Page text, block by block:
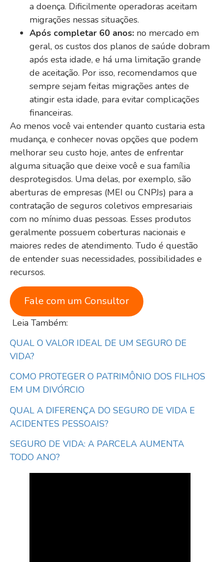
a doença. Dificilmente operadoras aceitam
migrações nessas situações.
Após completar 60 anos: no mercado em
geral, os custos dos planos de saúde dobram
após esta idade, e há uma limitação grande
de aceitação. Por isso, recomendamos que
sempre sejam feitas migrações antes de
atingir esta idade, para evitar complicações
financeiras.
Ao menos você vai entender quanto custaria esta
mudança, e conhecer novas opções que podem
melhorar seu custo hoje, antes de enfrentar
alguma situação que deixe você e sua família
desprotegisdos. Uma delas, por exemplo, são
aberturas de empresas (MEI ou CNPJs) para a
contratação de seguros coletivos empresariais
com no mínimo duas pessoas. Esses produtos
geralmente possuem coberturas nacionais e
maiores redes de atendimento. Tudo é questão
de entender suas necessidades, possibilidades e
recursos.
Fale com um Consultor
Leia Também:
QUAL O VALOR IDEAL DE UM SEGURO DE
VIDA?
COMO PROTEGER O PATRIMÔNIO DOS FILHOS
EM UM DIVÓRCIO
QUAL A DIFERENÇA DO SEGURO DE VIDA E
ACIDENTES PESSOAIS?
SEGURO DE VIDA: A PARCELA AUMENTA
TODO ANO?